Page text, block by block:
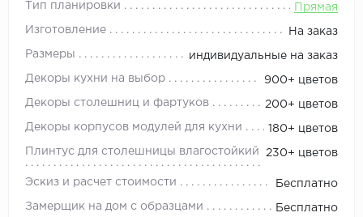
Тип планировки Прямая
Изготовление На заказ
Размеры индивидуальные на заказ
Декоры кухни на выбор 900+ цветов
Декоры столешниц и фартуков 200+ цветов
Декоры корпусов модулей для кухни 180+ цветов
Плинтус для столешницы влагостойкий 230+ цветов
Эскиз и расчет стоимости Бесплатно
Замерщик на дом с образцами Бесплатно